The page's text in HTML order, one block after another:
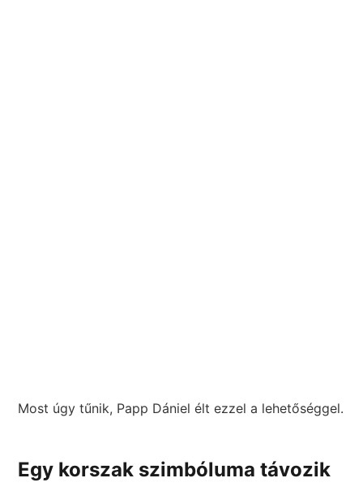
Most úgy tűnik, Papp Dániel élt ezzel a lehetőséggel.
Egy korszak szimbóluma távozik